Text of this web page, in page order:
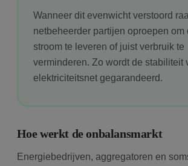
Wanneer dit evenwicht verstoord
netbeheerder partijen oproepen om
stroom te leveren of juist verbruik te
verminderen. Zo wordt de stabiliteit
elektriciteitsnet gegarandeerd.
Hoe werkt de onbalansmarkt
Energiebedrijven, aggregatoren en